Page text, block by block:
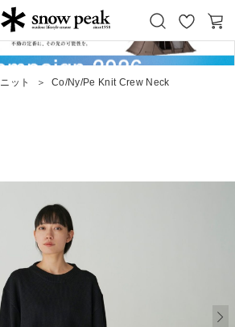
Snow Peak
お
気
カ
ー
ニット ＞ Co/Ny/Pe Knit Crew Neck